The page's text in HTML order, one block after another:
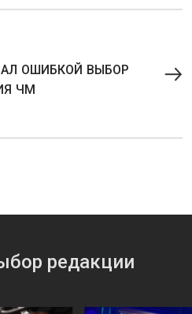
ОШИБКОЙ ВЫБОР
ЧМ
редакции